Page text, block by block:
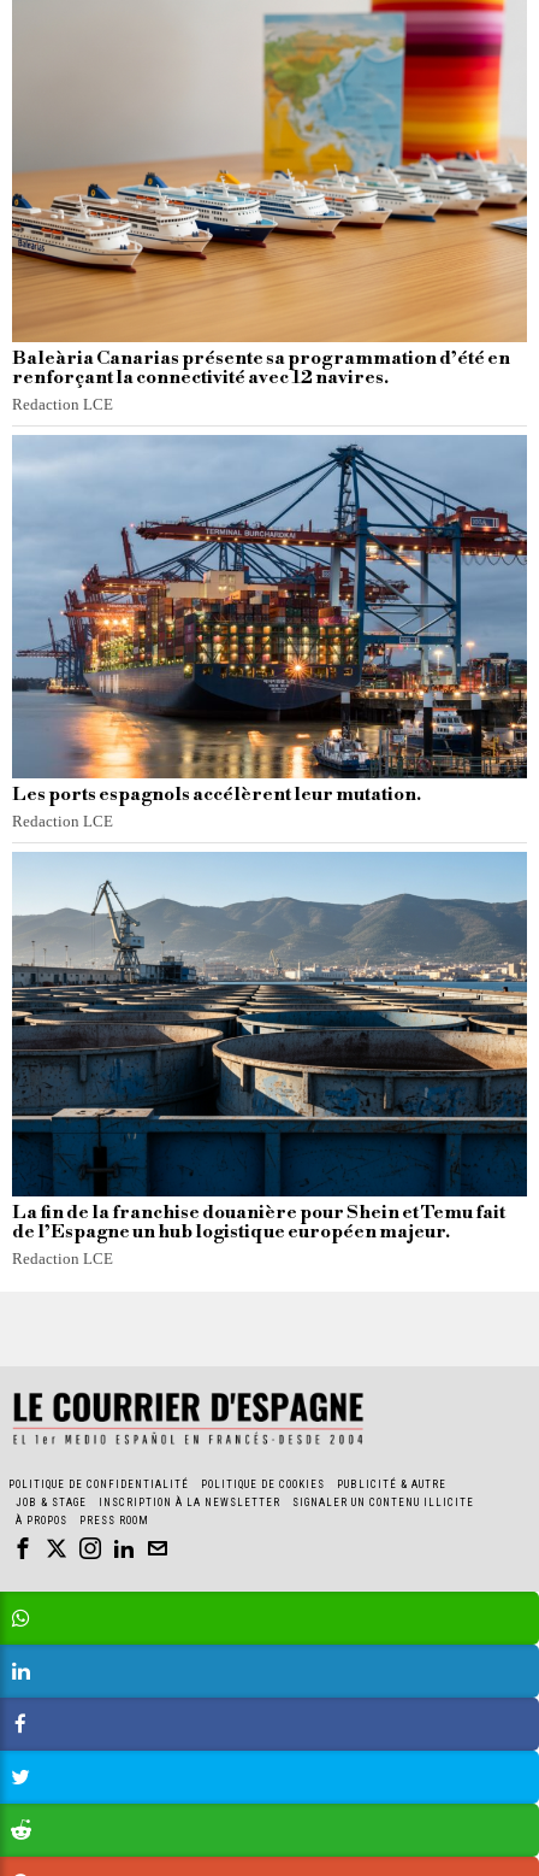
Baleària Canarias présente sa programmation d’été en
renforçant la connectivité avec 12 navires.
Redaction LCE
Les ports espagnols accélèrent leur mutation.
Redaction LCE
La fin de la franchise douanière pour Shein et Temu fait
de l’Espagne un hub logistique européen majeur.
Redaction LCE
POLITIQUE DE CONFIDENTIALITÉ POLITIQUE DE COOKIES
PUBLICITÉ & AUTRE
JOB & STAGE
INSCRIPTION À LA NEWSLETTER
SIGNALER UN CONTENU ILLICITE
À PROPOS
PRESS ROOM